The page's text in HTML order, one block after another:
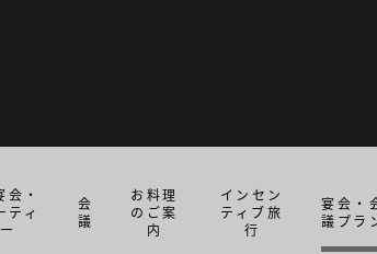
会・
ティ
ー
会
議
お料理
のご案
内
インセン
ティブ旅
行
宴会・
議プラ